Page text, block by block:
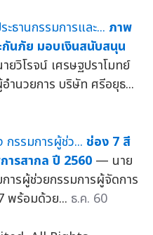
ภาพ
กันภัย มอบเงินสนับสนุน
วิโรจน์ เศรษฐปราโมทย์
ำนวยการ บริษัท ศรีอยุธ...
ช่อง 7 สี
ารสากล ปี 2560 — นาย
รผู้ช่วยกรรมการผู้จัดการ
พร้อมด้วย... ธ.ค. 60